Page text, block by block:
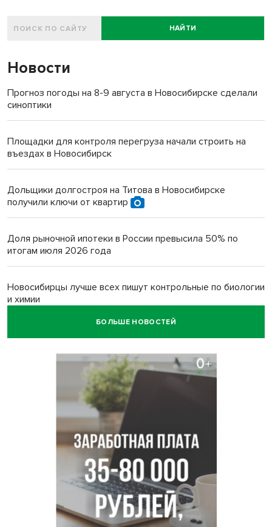
НАЙТИ
Новости
Прогноз погоды на 8-9 августа в Новосибирске сделали
синоптики
Площадки для контроля перегруза начали строить на
въездах в Новосибирск
Дольщики долгостроя на Титова в Новосибирске
получили ключи от квартир
Доля рыночной ипотеки в России превысила 50% по
итогам июля 2026 года
Новосибирцы лучше всех пишут контрольные по биологии
и химии
БОЛЬШЕ НОВОСТЕЙ